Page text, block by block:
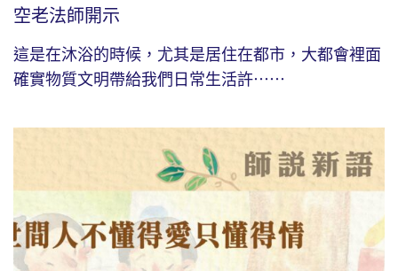
空老法師開示
這是在沐浴的時候，尤其是居住在都市，大都會裡面
確實物質文明帶給我們日常生活許⋯⋯